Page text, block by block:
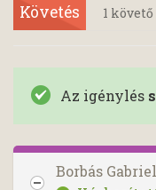
Követés 1 követő
Az igénylés
Borbás